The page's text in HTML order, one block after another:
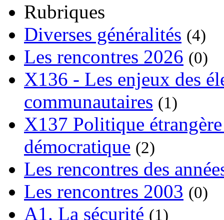
Rubriques
Diverses généralités (4)
Les rencontres 2026 (0)
X136 - Les enjeux des
communautaires (1)
X137 Politique
démocratique (2)
Les rencontres des
Les rencontres 2003 (0)
A1. La sécurité (1)